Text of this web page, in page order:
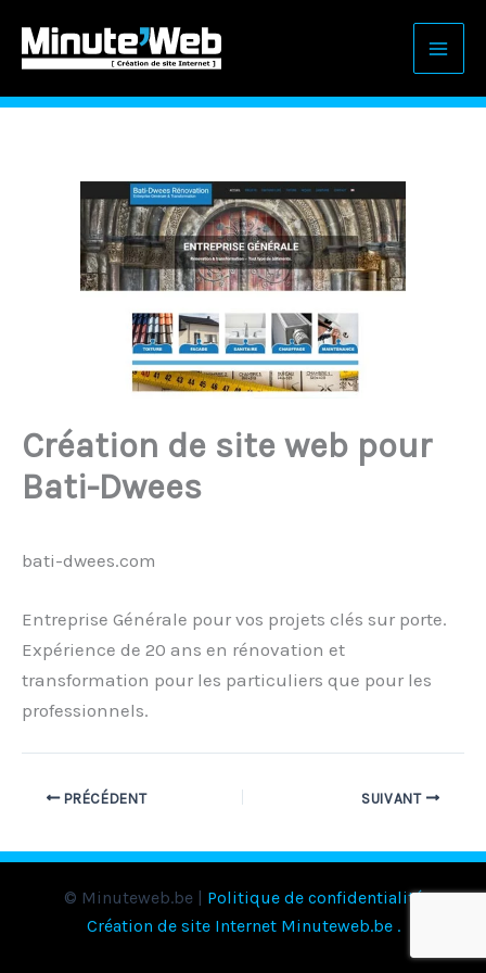
contenu
Création de site web pour
Bati-Dwees
bati-dwees.com
Entreprise Générale pour vos projets clés sur porte.
Expérience de 20 ans en rénovation et
transformation pour les particuliers que pour les
professionnels.
PRÉCÉDENT SUIVANT
© Minuteweb.be | Politique de confidentialité
Création de site Internet Minuteweb.be .